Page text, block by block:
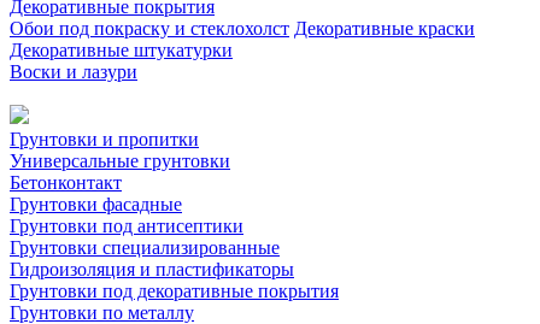
Декоративные покрытия
Обои под покраску и стеклохолст Декоративные краски
Декоративные штукатурки
Воски и лазури
Грунтовки и пропитки
Универсальные грунтовки
Бетонконтакт
Грунтовки фасадные
Грунтовки под антисептики
Грунтовки специализированные
Гидроизоляция и пластификаторы
Грунтовки под декоративные покрытия
Грунтовки по металлу